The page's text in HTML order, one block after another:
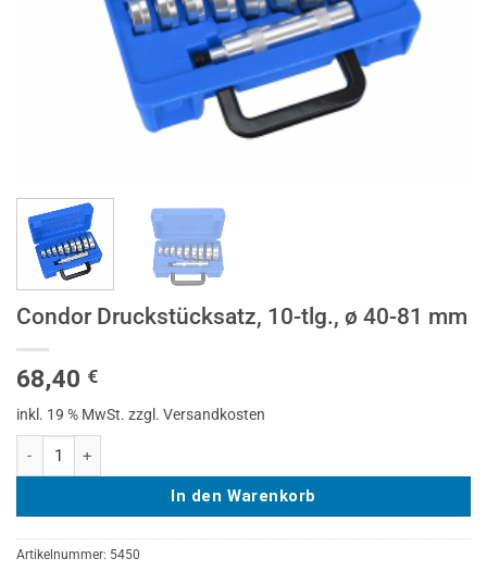
Condor Druckstücksatz, 10-tlg., ø 40-81 mm
68,40 €
inkl. 19 % MwSt. zzgl. Versandkosten
In den Warenkorb
Artikelnummer: 5450